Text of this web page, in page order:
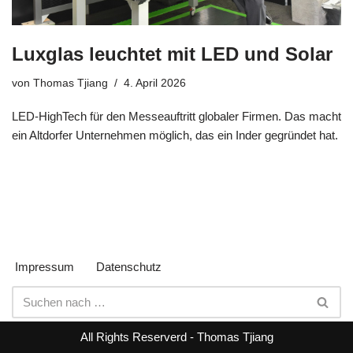
Luxglas leuchtet mit LED und Solar
von Thomas Tjiang 4. April 2026
LED-HighTech für den Messeauftritt globaler Firmen. Das macht
ein Altdorfer Unternehmen möglich, das ein Inder gegründet hat.
Impressum Datenschutz
All Rights Reserverd - Thomas Tjiang